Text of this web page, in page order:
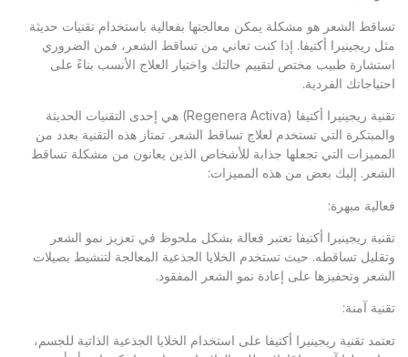
تساقط الشعر هو مشكلة يمكن معالجتها بفعالية باستخدام تقنيات حديثة
مثل ريجينيرا أكتيفا. إذا كنت تعاني من تساقط الشعر، فمن الضروري
استشارة طبيب مختص لتقييم حالتك واختيار العلاج الأنسب بناءً على
احتياجاتك الفردية.
تقنية ريجينيرا أكتيفا (Regenera Activa) هي إحدى التقنيات الحديثة
والمبتكرة التي تستخدم لعلاج تساقط الشعر. تمتاز هذه التقنية بعدد من
المميزات التي تجعلها جذابة للأشخاص الذين يعانون من مشكلة تساقط
الشعر. إليك بعض من هذه المميزات:
فعالية مبهرة:
تقنية ريجينيرا أكتيفا تعتبر فعالة بشكل ملحوظ في تعزيز نمو الشعر
وتقليل تساقطه. حيث تستخدم الخلايا الجذعية المعالجة لتنشيط بصيلات
الشعر وتحفيزها على إعادة نمو الشعر المفقود.
تقنية آمنة:
تعتمد تقنية ريجينيرا أكتيفا على استخدام الخلايا الجذعية الذاتية للجسم،